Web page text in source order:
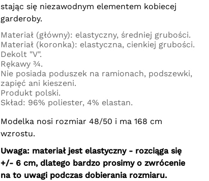
stając się niezawodnym elementem kobiecej
garderoby.
Materiał (główny): elastyczny, średniej grubości.
Materiał (koronka): elastyczna, cienkiej grubości.
Dekolt "V".
Rękawy ¾.
Nie posiada poduszek na ramionach, podszewki,
zapięć ani kieszeni.
Produkt polski.
Skład: 96% poliester, 4% elastan.
Modelka nosi rozmiar 48/50 i ma 168 cm
wzrostu.
Uwaga: materiał jest elastyczny - rozciąga się
+/- 6 cm, dlatego bardzo prosimy o zwrócenie
na to uwagi podczas dobierania rozmiaru.